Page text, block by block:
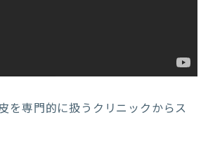
を専門的に扱うクリニックからス